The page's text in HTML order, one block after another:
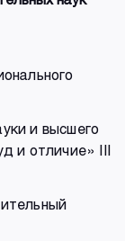
и высшего
и отличие» III